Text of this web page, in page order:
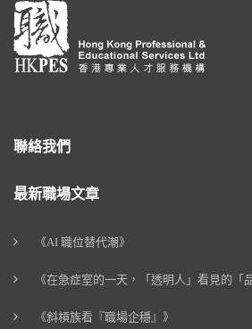
聯絡我們
最新職場文章
《AI 職位替代潮》
《在急症室的一天，「透明人」看見的「
《斜槓族看『職場企穩』》